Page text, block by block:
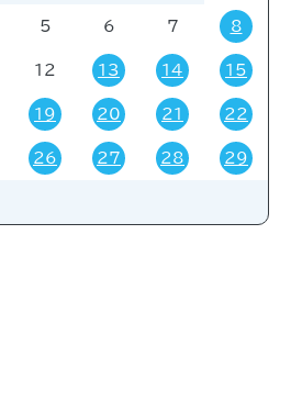
イベント コミック・ゲーム
対象者
5 6 7 8
12 13 14 15
19 20 21 22
26 27 28 29